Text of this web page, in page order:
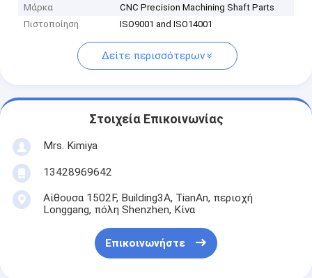
Μάρκα
CNC Precision Machining Shaft Parts
Πιστοποίηση
ISO9001 and ISO14001
Δείτε περισσότερων
Στοιχεία Επικοινωνίας
Mrs. Kimiya
13428969642
Αίθουσα 1502F, Building3A, TianAn, περιοχή
Longgang, πόλη Shenzhen, Κίνα
Επικοινωνήστε